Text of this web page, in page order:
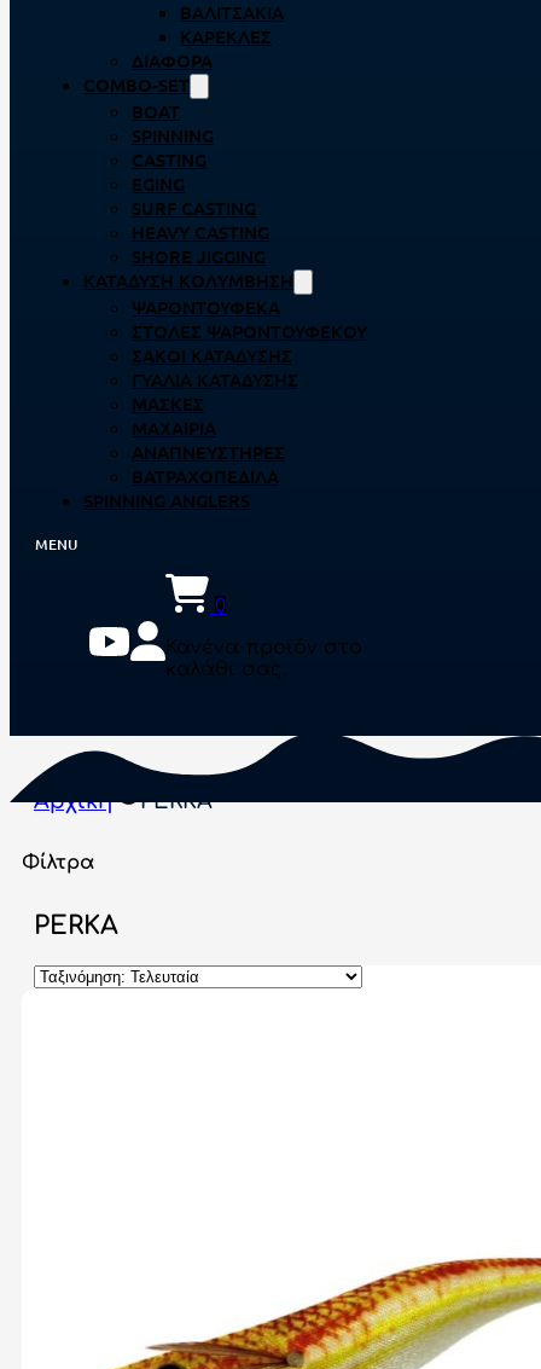
ΒΑΛΙΤΣΆΚΙΑ
ΚΑΡΈΚΛΕΣ
ΔΙΆΦΟΡΑ
COMBO-SET
BOAT
SPINNING
CASTING
EGING
SURF CASTING
HEAVY CASTING
SHORE JIGGING
ΚΑΤΆΔΥΣΗ ΚΟΛΎΜΒΗΣΗ
ΨΑΡΟΝΤΟΎΦΕΚΑ
ΣΤΟΛΈΣ ΨΑΡΟΝΤΟΎΦΕΚΟΥ
ΣΆΚΟΙ ΚΑΤΆΔΥΣΗΣ
ΓΥΑΛΙΆ ΚΑΤΆΔΥΣΗΣ
ΜΆΣΚΕΣ
ΜΑΧΑΊΡΙΑ
ΑΝΑΠΝΕΥΣΤΉΡΕΣ
ΒΑΤΡΑΧΟΠΈΔΙΛΑ
SPINNING ANGLERS
0
Κανένα προϊόν στο
καλάθι σας.
Αρχική PERKA
Φίλτρα
PERKA